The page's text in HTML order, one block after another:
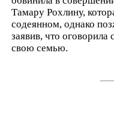
Тамару Рохлину,
содеянном, однако
заявив, что оговорила
свою семью.